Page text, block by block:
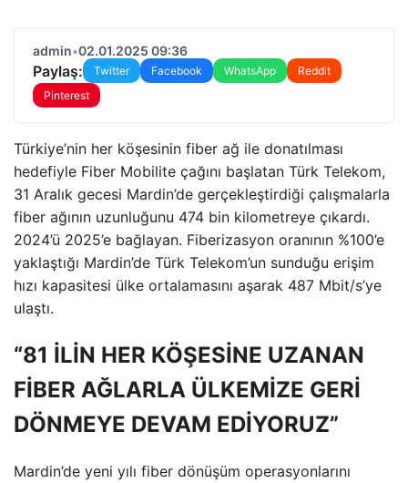
admin•02.01.2025 09:36
Paylaş: Twitter Facebook WhatsApp
Reddit
Pinterest
Türkiye’nin her köşesinin fiber ağ ile donatılması
hedefiyle Fiber Mobilite çağını başlatan Türk Telekom,
31 Aralık gecesi Mardin’de gerçekleştirdiği çalışmalarla
fiber ağının uzunluğunu 474 bin kilometreye çıkardı.
2024’ü 2025’e bağlayan. Fiberizasyon oranının %100’e
yaklaştığı Mardin’de Türk Telekom’un sunduğu erişim
hızı kapasitesi ülke ortalamasını aşarak 487 Mbit/s’ye
ulaştı.
“81 İLİN HER KÖŞESİNE UZANAN
FİBER AĞLARLA ÜLKEMİZE GERİ
DÖNMEYE DEVAM EDİYORUZ”
Mardin’de yeni yılı fiber dönüşüm operasyonlarını